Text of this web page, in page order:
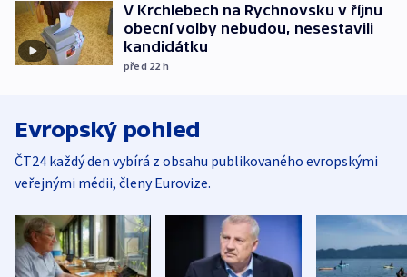
V Krchlebech na Rychnovsku v říjnu
obecní volby nebudou, nesestavili
kandidátku
před 22 h
Evropský pohled
ČT24 každý den vybírá z obsahu publikovaného evropskými
veřejnými médii, členy Eurovize.